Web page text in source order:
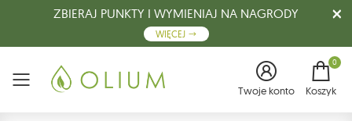
ZBIERAJ PUNKTY I WYMIENIAJ NA NAGRODY
WIĘCEJ
Menu Twoje konto
0
Koszyk